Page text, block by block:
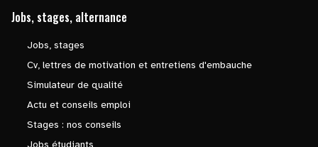
Jobs, stages, alternance
Jobs, stages
Cv, lettres de motivation et entretiens d'embauche
Simulateur de qualité
Actu et conseils emploi
Stages : nos conseils
Jobs étudiants